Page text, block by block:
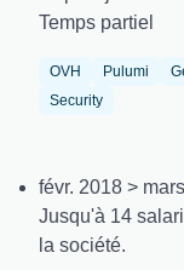
Temps partiel
OVH Pulumi
Security
févr. 2018 >
Jusqu'à 14
la société.